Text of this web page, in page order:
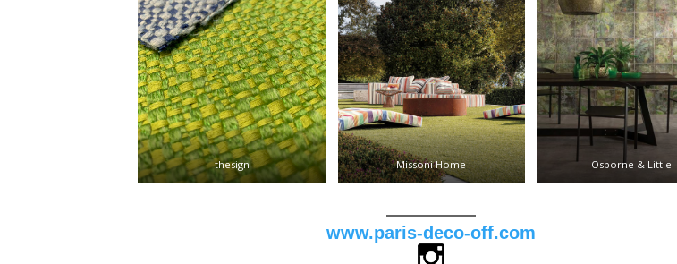
thesign Missoni Home Osborne & Little
www.paris-deco-off.com